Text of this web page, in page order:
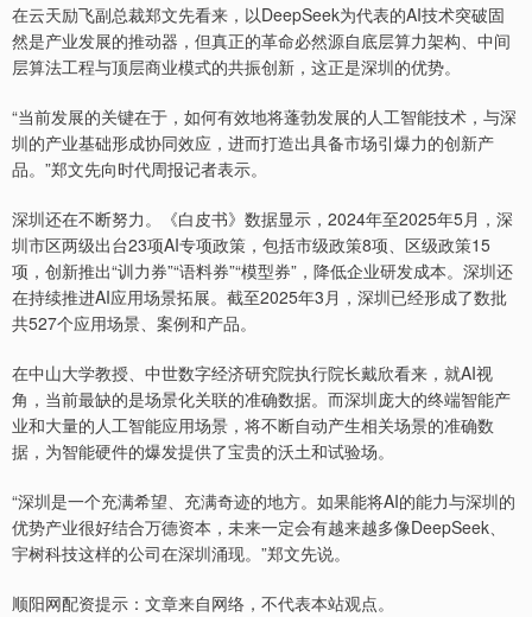
在云天励飞副总裁郑文先看来，以DeepSeek为代表的AI技术突破固
然是产业发展的推动器，但真正的革命必然源自底层算力架构、中间
层算法工程与顶层商业模式的共振创新，这正是深圳的优势。
“当前发展的关键在于，如何有效地将蓬勃发展的人工智能技术，与深
圳的产业基础形成协同效应，进而打造出具备市场引爆力的创新产
品。”郑文先向时代周报记者表示。
深圳还在不断努力。《白皮书》数据显示，2024年至2025年5月，深
圳市区两级出台23项AI专项政策，包括市级政策8项、区级政策15
项，创新推出“训力券”“语料券”“模型券”，降低企业研发成本。深圳还
在持续推进AI应用场景拓展。截至2025年3月，深圳已经形成了数批
共527个应用场景、案例和产品。
在中山大学教授、中世数字经济研究院执行院长戴欣看来，就AI视
角，当前最缺的是场景化关联的准确数据。而深圳庞大的终端智能产
业和大量的人工智能应用场景，将不断自动产生相关场景的准确数
据，为智能硬件的爆发提供了宝贵的沃土和试验场。
“深圳是一个充满希望、充满奇迹的地方。如果能将AI的能力与深圳的
优势产业很好结合万德资本，未来一定会有越来越多像DeepSeek、
宇树科技这样的公司在深圳涌现。”郑文先说。
顺阳网配资提示：文章来自网络，不代表本站观点。